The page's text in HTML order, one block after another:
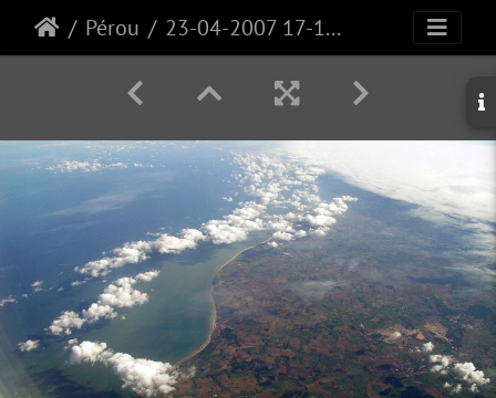
Pérou 23-04-2007 17-19-08-PICT1523